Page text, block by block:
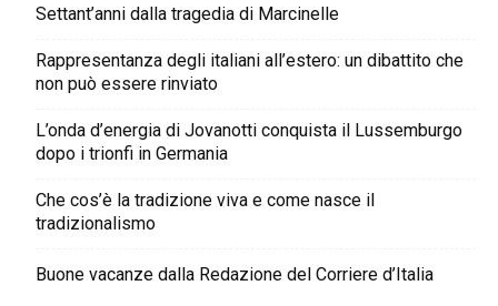
Settant’anni dalla tragedia di Marcinelle
Rappresentanza degli italiani all’estero: un dibattito che
non può essere rinviato
L’onda d’energia di Jovanotti conquista il Lussemburgo
dopo i trionfi in Germania
Che cos’è la tradizione viva e come nasce il
tradizionalismo
Buone vacanze dalla Redazione del Corriere d’Italia